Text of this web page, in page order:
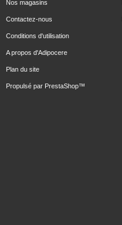
Nos magasins
Contactez-nous
Conditions d'utilisation
A propos d'Adipocere
Plan du site
Propulsé par PrestaShop™